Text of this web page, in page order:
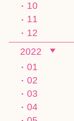
10
11
12
2022
01
02
03
04